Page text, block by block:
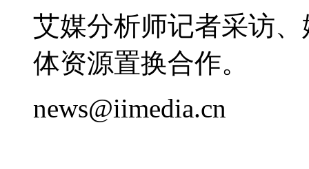
艾媒分析师记者采访
体资源置换合作。
news@iimedia.cn